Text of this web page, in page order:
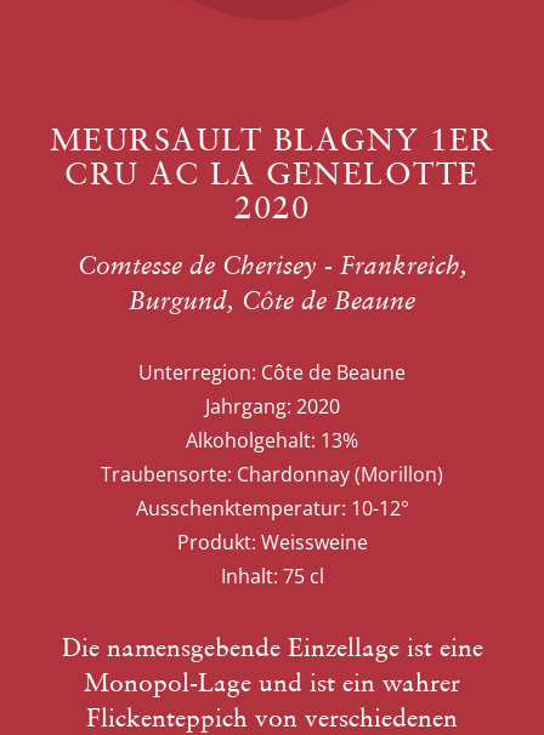
MEURSAULT BLAGNY 1ER
CRU AC LA GENELOTTE
2020
Comtesse de Cherisey - Frankreich,
Burgund, Côte de Beaune
Unterregion: Côte de Beaune
Jahrgang: 2020
Alkoholgehalt: 13%
Traubensorte: Chardonnay (Morillon)
Ausschenktemperatur: 10-12°
Produkt: Weissweine
Inhalt: 75 cl
Die namensgebende Einzellage ist eine
Monopol-Lage und ist ein wahrer
Flickenteppich von verschiedenen